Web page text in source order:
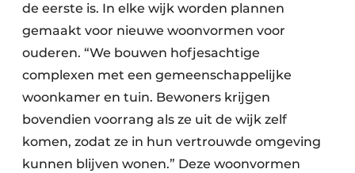
de eerste is. In elke wijk worden plannen
gemaakt voor nieuwe woonvormen voor
ouderen. “We bouwen hofjesachtige
complexen met een gemeenschappelijke
woonkamer en tuin. Bewoners krijgen
bovendien voorrang als ze uit de wijk zelf
komen, zodat ze in hun vertrouwde omgeving
kunnen blijven wonen.” Deze woonvormen